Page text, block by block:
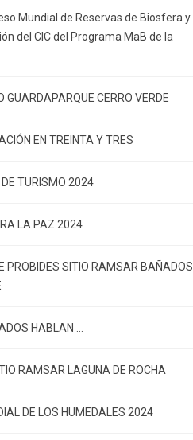
Mundial de Reservas de Biosfera y
del CIC del Programa MaB de la
GUARDAPARQUE CERRO VERDE
EN TREINTA Y TRES
TURISMO 2024
LA PAZ 2024
PROBIDES SITIO RAMSAR BAÑADOS
HABLAN ...
RAMSAR LAGUNA DE ROCHA
DE LOS HUMEDALES 2024